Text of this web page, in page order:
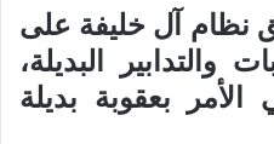
2017، وافق نظام آل خليفة على
والتدابير البديلة،
بعقوبة بديلة